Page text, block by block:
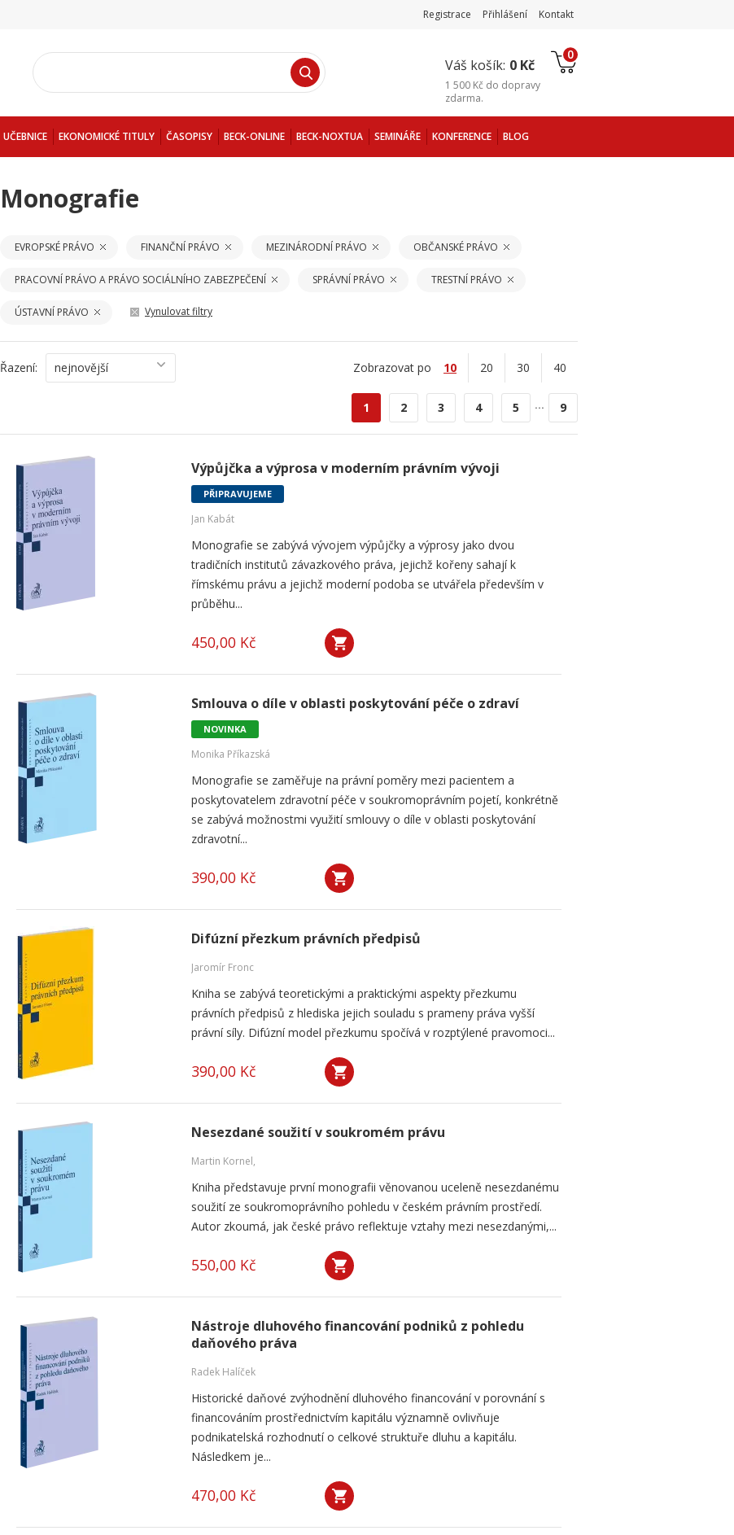
Registrace Přihlášení Kontakt
Váš košík: 0 Kč
0
1 500 Kč do dopravy
zdarma.
UČEBNICE EKONOMICKÉ TITULY ČASOPISY BECK-ONLINE BECK-NOXTUA SEMINÁŘE KONFERENCE BLOG
Monografie
EVROPSKÉ PRÁVO FINANČNÍ PRÁVO MEZINÁRODNÍ PRÁVO OBČANSKÉ PRÁVO
PRACOVNÍ PRÁVO A PRÁVO SOCIÁLNÍHO ZABEZPEČENÍ SPRÁVNÍ PRÁVO TRESTNÍ PRÁVO
ÚSTAVNÍ PRÁVO Vynulovat filtry
Řazení: nejnovější Zobrazovat po 10 20 30 40
1 2 3 4 5 ... 9
Výpůjčka a výprosa v moderním právním vývoji
PŘIPRAVUJEME
Jan Kabát
Monografie se zabývá vývojem výpůjčky a výprosy jako dvou
tradičních institutů závazkového práva, jejichž kořeny sahají k
římskému právu a jejichž moderní podoba se utvářela především v
průběhu...
450,00 Kč
Smlouva o díle v oblasti poskytování péče o zdraví
NOVINKA
Monika Příkazská
Monografie se zaměřuje na právní poměry mezi pacientem a
poskytovatelem zdravotní péče v soukromoprávním pojetí, konkrétně
se zabývá možnostmi využití smlouvy o díle v oblasti poskytování
zdravotní...
390,00 Kč
Difúzní přezkum právních předpisů
Jaromír Fronc
Kniha se zabývá teoretickými a praktickými aspekty přezkumu
právních předpisů z hlediska jejich souladu s prameny práva vyšší
právní síly. Difúzní model přezkumu spočívá v rozptýlené pravomoci...
390,00 Kč
Nesezdané soužití v soukromém právu
Martin Kornel,
Kniha představuje první monografii věnovanou uceleně nesezdanému
soužití ze soukromoprávního pohledu v českém právním prostředí.
Autor zkoumá, jak české právo reflektuje vztahy mezi nesezdanými,...
550,00 Kč
Nástroje dluhového financování podniků z pohledu
daňového práva
Radek Halíček
Historické daňové zvýhodnění dluhového financování v porovnání s
financováním prostřednictvím kapitálu významně ovlivňuje
podnikatelská rozhodnutí o celkové struktuře dluhu a kapitálu.
Následkem je...
470,00 Kč